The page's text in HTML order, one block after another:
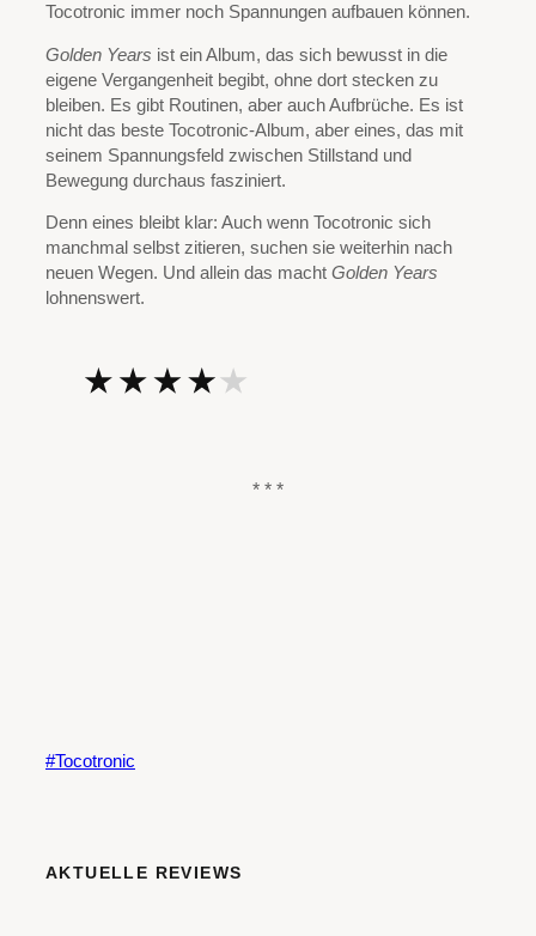
Tocotronic immer noch Spannungen aufbauen können.
Golden Years ist ein Album, das sich bewusst in die
eigene Vergangenheit begibt, ohne dort stecken zu
bleiben. Es gibt Routinen, aber auch Aufbrüche. Es ist
nicht das beste Tocotronic-Album, aber eines, das mit
seinem Spannungsfeld zwischen Stillstand und
Bewegung durchaus fasziniert.
Denn eines bleibt klar: Auch wenn Tocotronic sich
manchmal selbst zitieren, suchen sie weiterhin nach
neuen Wegen. Und allein das macht Golden Years
lohnenswert.
Tocotronic
AKTUELLE REVIEWS